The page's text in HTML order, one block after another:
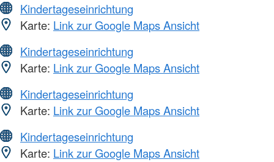
Kindertageseinrichtung
Karte: Link zur Google Maps Ansicht
Kindertageseinrichtung
Karte: Link zur Google Maps Ansicht
Kindertageseinrichtung
Karte: Link zur Google Maps Ansicht
Kindertageseinrichtung
Karte: Link zur Google Maps Ansicht